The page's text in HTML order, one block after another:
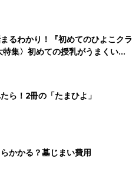
るわかり！『初めてのひよこクラ
集〉初めての授乳がうまくい
クの基本と夏のトラブル 解決テ
ら！2冊の「たまひよ」
かかる？墓じまい費用